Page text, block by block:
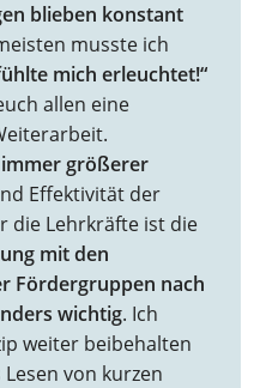
blieben konstant
musste ich
mich erleuchtet!“
allen eine
größerer
Effektivität der
die Lehrkräfte ist die
mit den
Fördergruppen nach
wichtig. Ich
weiter beibehalten
von kurzen